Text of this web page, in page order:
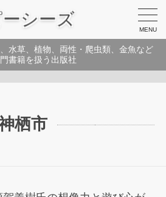
MENU
水草、植物、両性・爬虫類、金魚など
書籍を扱う出版社
栖市